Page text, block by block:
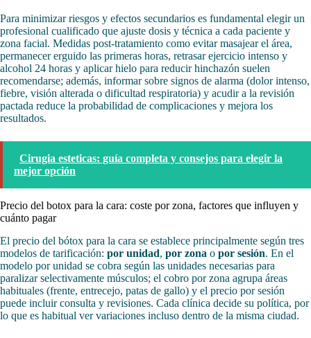
Para minimizar riesgos y efectos secundarios es fundamental elegir un
profesional cualificado que ajuste dosis y técnica a cada paciente y
zona facial. Medidas post‑tratamiento como evitar masajear el área,
permanecer erguido las primeras horas, retrasar ejercicio intenso y
alcohol 24 horas y aplicar hielo para reducir hinchazón suelen
recomendarse; además, informar sobre signos de alarma (dolor intenso,
fiebre, visión alterada o dificultad respiratoria) y acudir a la revisión
pactada reduce la probabilidad de complicaciones y mejora los
resultados.
Cirugia esteticas: guía completa y consejos para elegir la
mejor opción
Precio del botox para la cara: coste por zona, factores que influyen y
cuánto pagar
El precio del bótox para la cara se establece principalmente según tres
modelos de tarificación: por unidad, por zona o por sesión. En el
modelo por unidad se cobra según las unidades necesarias para
paralizar selectivamente músculos; el cobro por zona agrupa áreas
habituales (frente, entrecejo, patas de gallo) y el precio por sesión
puede incluir consulta y revisiones. Cada clínica decide su política, por
lo que es habitual ver variaciones incluso dentro de la misma ciudad.